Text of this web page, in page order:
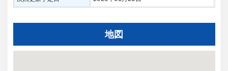
地図